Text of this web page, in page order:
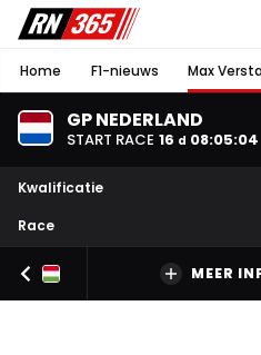
Home F1-nieuws Max
GP NEDERLAND
START RACE 16 d 08:05:03
Kwalificatie
Race
MEER